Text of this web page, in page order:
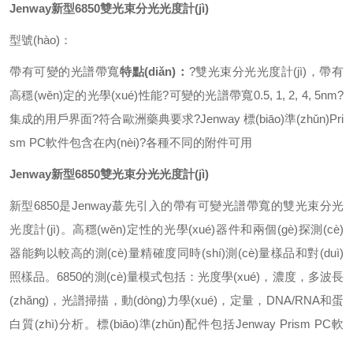
Jenway新型6850雙光束分光光度計(jì)
型號(hào)：
帶有可變的光譜帶寬特點(diǎn)： ?雙光束分光光度計(jì)，帶有
高穩(wěn)定的光學(xué)性能?可變的光譜帶寬0.5, 1, 2, 4, 5nm?
集成的用戶界面?符合歐洲藥典要求?Jenway 標(biāo)準(zhǔn)Pri
sm PC軟件包含在內(nèi)?各種不同的附件可用
Jenway新型6850雙光束分光光度計(jì)
新型6850是Jenway蕞先引入的帶有可變光譜帶寬的雙光束分光
光度計(jì)。高穩(wěn)定性的光學(xué)器件和兩個(gè)探測(cè)
器能夠以較高的測(cè)量精確度同時(shí)測(cè)量樣品和對(duì)
照樣品。6850的測(cè)量模式包括：光度學(xué)，濃度，多波長
(zhǎng)，光譜掃描，動(dòng)力學(xué)，定量， DNA/RNA和蛋
白質(zhì)分析。 標(biāo)準(zhǔn)配件包括Jenway Prism PC軟